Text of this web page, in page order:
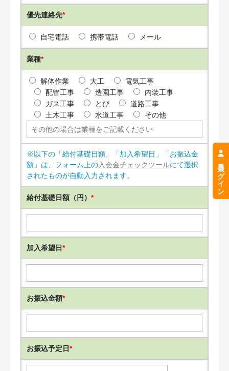
優先連絡先*
自宅電話 携帯電話 メール
業種*
解体作業 大工
電気工事
配管工事
造園工事
内装工事
ガス工事
とび
道路工事
土木工事
水道工事 その他
※以下の「給付基礎日額」「加入希望日」「お振込金
額」は、フォーム上の入会金チェックツールにて選択
されたものが自動入力されます。
給付基礎日額（円） *
加入希望日*
お振込金額*
お振込予定日*
会員ログイン